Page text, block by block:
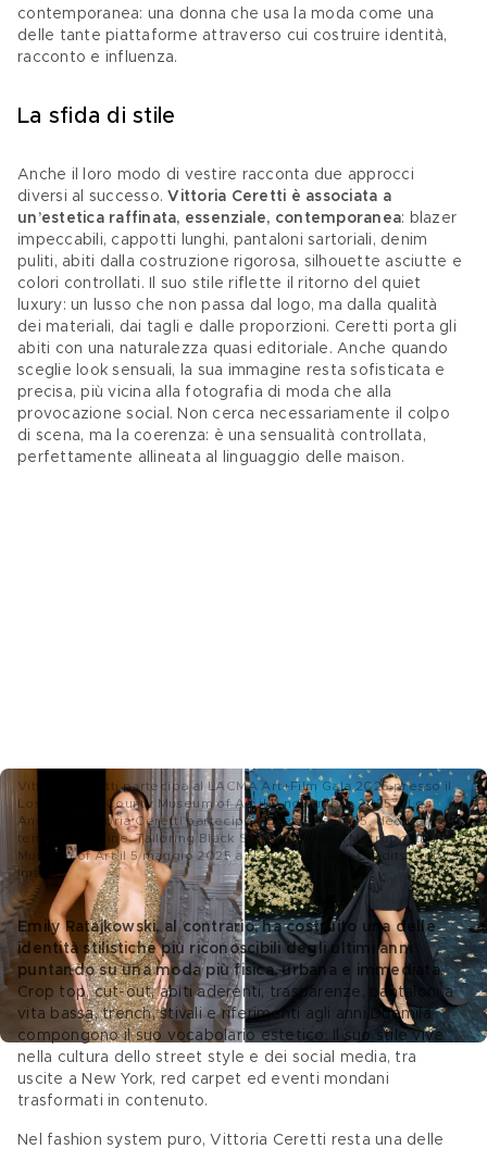
contemporanea: una donna che usa la moda come una
delle tante piattaforme attraverso cui costruire identità,
racconto e influenza.
La sfida di stile
Anche il loro modo di vestire racconta due approcci
diversi al successo. Vittoria Ceretti è associata a
un’estetica raffinata, essenziale, contemporanea: blazer
impeccabili, cappotti lunghi, pantaloni sartoriali, denim
puliti, abiti dalla costruzione rigorosa, silhouette asciutte e
colori controllati. Il suo stile riflette il ritorno del quiet
luxury: un lusso che non passa dal logo, ma dalla qualità
dei materiali, dai tagli e dalle proporzioni. Ceretti porta gli
abiti con una naturalezza quasi editoriale. Anche quando
sceglie look sensuali, la sua immagine resta sofisticata e
precisa, più vicina alla fotografia di moda che alla
provocazione social. Non cerca necessariamente il colpo
di scena, ma la coerenza: è una sensualità controllata,
perfettamente allineata al linguaggio delle maison.
Vittoria Ceretti partecipa al LACMA Art+Film Gala 2025 presso il
Los Angeles County Museum of Art il 1º novembre 2025 a Los
Angeles; Vittoria Ceretti partecipa al Met Gala 2025, dedicato al
tema "Superfine: Tailoring Black Style", presso il Metropolitan
Museum of Art il 5 maggio 2025 a New York City - Credits: Getty
Images
Emily Ratajkowski, al contrario, ha costruito una delle
identità stilistiche più riconoscibili degli ultimi anni
puntando su una moda più fisica, urbana e immediata.
Crop top, cut-out, abiti aderenti, trasparenze, pantaloni a
vita bassa, trench, stivali e riferimenti agli anni Duemila
compongono il suo vocabolario estetico. Il suo stile vive
nella cultura dello street style e dei social media, tra
uscite a New York, red carpet ed eventi mondani
trasformati in contenuto.
Nel fashion system puro, Vittoria Ceretti resta una delle